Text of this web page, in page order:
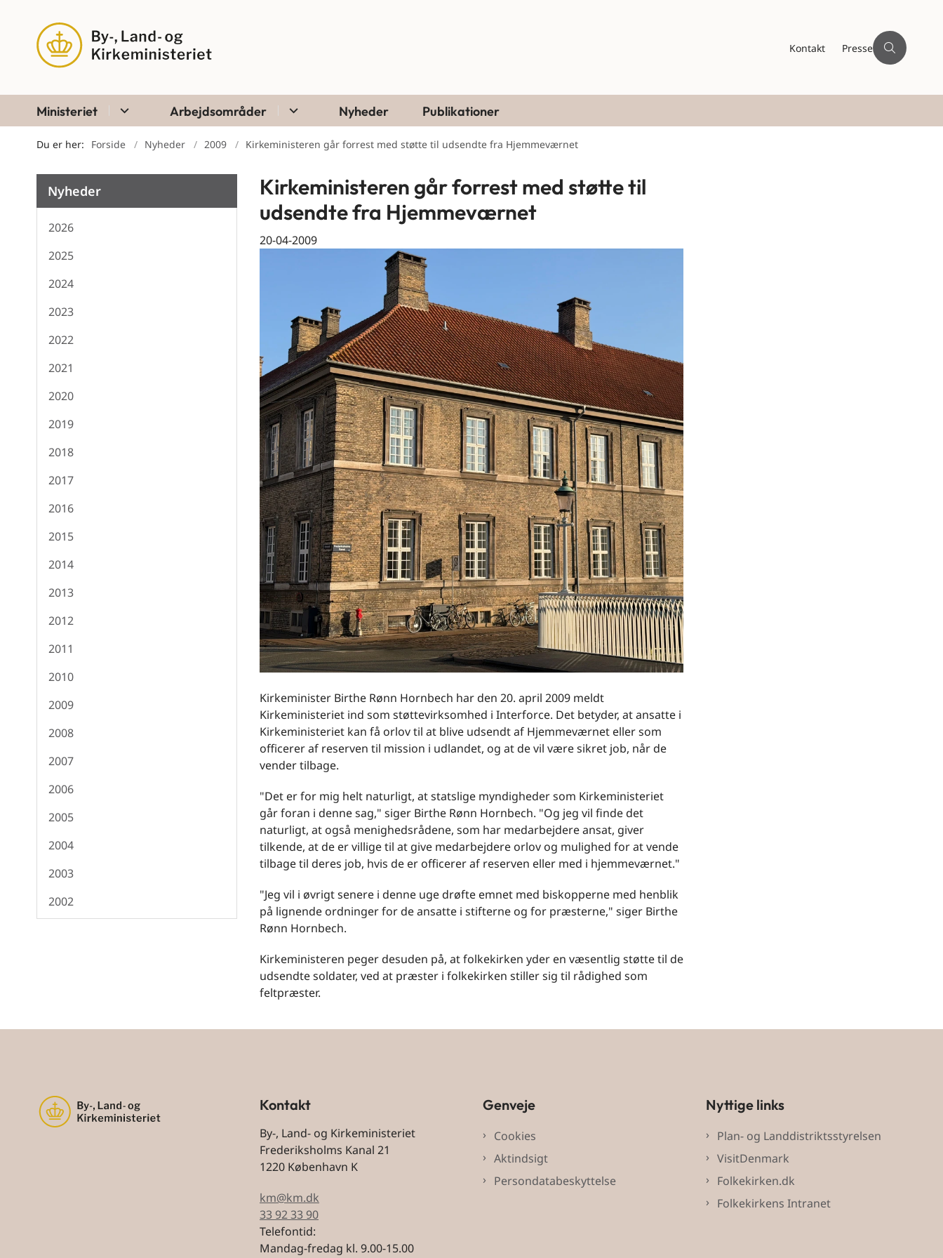
Kontakt Presse
Ministeriet Arbejdsområder Nyheder Publikationer
Du er her: Forside Nyheder 2009 Kirkeministeren går forrest med støtte til udsendte fra Hjemmeværnet
Nyheder
2026
2025
2024
2023
2022
2021
2020
2019
2018
2017
2016
2015
2014
2013
2012
2011
2010
2009
2008
2007
2006
2005
2004
2003
2002
Kirkeministeren går forrest med støtte til
udsendte fra Hjemmeværnet
20-04-2009
Kirkeminister Birthe Rønn Hornbech har den 20. april 2009 meldt
Kirkeministeriet ind som støttevirksomhed i Interforce. Det betyder, at ansatte i
Kirkeministeriet kan få orlov til at blive udsendt af Hjemmeværnet eller som
officerer af reserven til mission i udlandet, og at de vil være sikret job, når de
vender tilbage.
"Det er for mig helt naturligt, at statslige myndigheder som Kirkeministeriet
går foran i denne sag," siger Birthe Rønn Hornbech. "Og jeg vil finde det
naturligt, at også menighedsrådene, som har medarbejdere ansat, giver
tilkende, at de er villige til at give medarbejdere orlov og mulighed for at vende
tilbage til deres job, hvis de er officerer af reserven eller med i hjemmeværnet."
"Jeg vil i øvrigt senere i denne uge drøfte emnet med biskopperne med henblik
på lignende ordninger for de ansatte i stifterne og for præsterne," siger Birthe
Rønn Hornbech.
Kirkeministeren peger desuden på, at folkekirken yder en væsentlig støtte til de
udsendte soldater, ved at præster i folkekirken stiller sig til rådighed som
feltpræster.
Kontakt
By-, Land- og Kirkeministeriet
Frederiksholms Kanal 21
1220 København K
km@km.dk
33 92 33 90
Telefontid:
Mandag-fredag kl. 9.00-15.00
Genveje
Cookies
Aktindsigt
Persondatabeskyttelse
Nyttige links
Plan- og Landdistriktsstyrelsen
VisitDenmark
Folkekirken.dk
Folkekirkens Intranet